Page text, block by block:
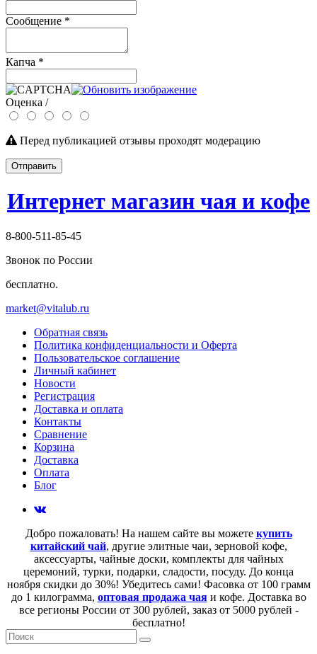
Сообщение *
Капча *
Оценка /
Перед публикацией отзывы проходят модерацию
Отправить
Интернет магазин чая и кофе
8-800-511-85-45
Звонок по России
бесплатно.
market@vitalub.ru
Обратная связь
Политика конфиденциальности и Оферта
Пользовательское соглашение
Личный кабинет
Новости
Регистрация
Доставка и оплата
Контакты
Сравнение
Корзина
Доставка
Оплата
Блог
Добро пожаловать! На нашем сайте вы можете купить
китайский чай, другие элитные чаи, зерновой кофе,
аксессуарты, чайные доски, комплекты для чайных
церемоний, турки, подарки, сладости, посуду. До конца
ноября скидки до 30%! Убедитесь сами! Фасовка от 100 грамм
до 1 килограмма, оптовая продажа чаяи кофе. Доставка во
все регионы России от 300 рублей, заказ от 5000 рублей -
бесплатно!